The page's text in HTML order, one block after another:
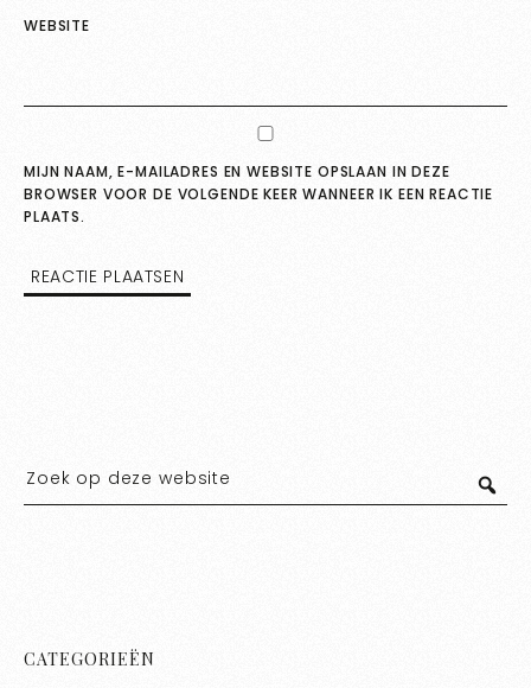
WEBSITE
MIJN NAAM, E-MAILADRES EN WEBSITE OPSLAAN IN DEZE
BROWSER VOOR DE VOLGENDE KEER WANNEER IK EEN REACTIE
PLAATS.
CATEGORIEËN